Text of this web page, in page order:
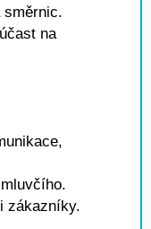
směrnic.
na
zákazníky.